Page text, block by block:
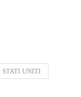
STATI UNITI